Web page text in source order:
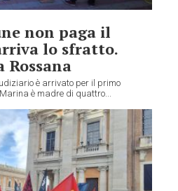
non paga il
lo sfratto.
Rossana
è arrivato per il primo
è madre di quattro...